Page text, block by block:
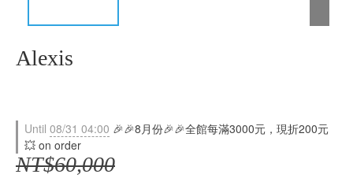
Alexis
Until 08/31 04:00 🎉🎉8月份🎉🎉全館每滿3000元，現折200元
💥 on order
NT$60,000